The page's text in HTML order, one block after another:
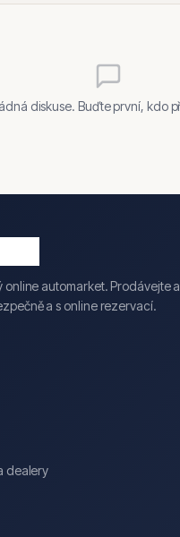
diskuse. Buďte první, kdo
online automarket. Prodávejte
a s online rezervací.
dealery